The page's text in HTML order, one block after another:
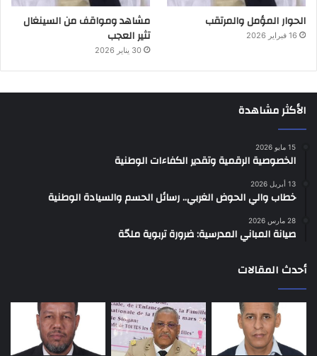
الحوار المؤمل والمرتقب
16 فبراير 2026
مشاهد ومواقف من السينغال
تثير العجب
30 يناير 2026
الأكثر مشاهدة
15 مايو 2026
الخصوصية الرقمية وتقدير الكفاءات الوطنية
13 أبريل 2026
خطاب والي الحوض الغربي.. رسائل الحسم والسيادة الوطنية
28 مارس 2026
صيانة المباني المدرسية: ضرورة تربوية ملحّة
أحدث المقالات